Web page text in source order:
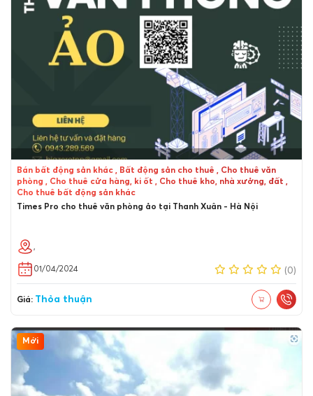
Bán bất động sản khác , Bất động sản cho thuê , Cho thuê văn
phòng , Cho thuê cửa hàng, ki ốt , Cho thuê kho, nhà xưởng, đất ,
Cho thuê bất động sản khác
Times Pro cho thuê văn phòng ảo tại Thanh Xuân - Hà Nội
,
01/04/2024 (0)
Giá: Thỏa thuận
Mới